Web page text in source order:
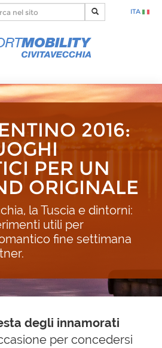
ITA
2016:
PER UN
ORIGINALE
la Tuscia e dintorni:
utili per
fine settimana
degli innamorati
per concedersi